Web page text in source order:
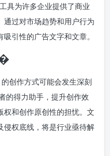
具为许多企业提供了商业
过对市场趋势和用户行为
引性的广告文字和文章。
创作方式可能会发生深刻
的得力助手，提升创作效
和创作原创性的担忧。文
侵权底线，将是行业亟待解